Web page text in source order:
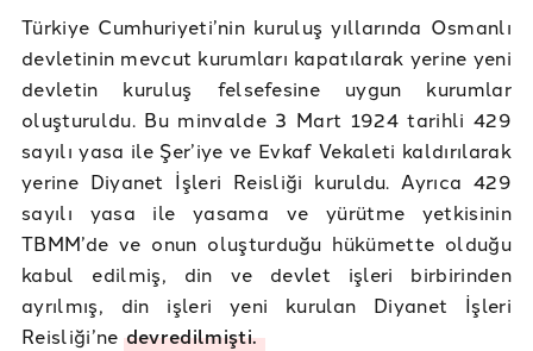
Türkiye Cumhuriyeti’nin kuruluş yıllarında Osmanlı
devletinin mevcut kurumları kapatılarak yerine yeni
devletin kuruluş felsefesine uygun kurumlar
oluşturuldu. Bu minvalde 3 Mart 1924 tarihli 429
sayılı yasa ile Şer’iye ve Evkaf Vekaleti kaldırılarak
yerine Diyanet İşleri Reisliği kuruldu. Ayrıca 429
sayılı yasa ile yasama ve yürütme yetkisinin
TBMM’de ve onun oluşturduğu hükümette olduğu
kabul edilmiş, din ve devlet işleri birbirinden
ayrılmış, din işleri yeni kurulan Diyanet İşleri
Reisliği’ne devredilmişti.